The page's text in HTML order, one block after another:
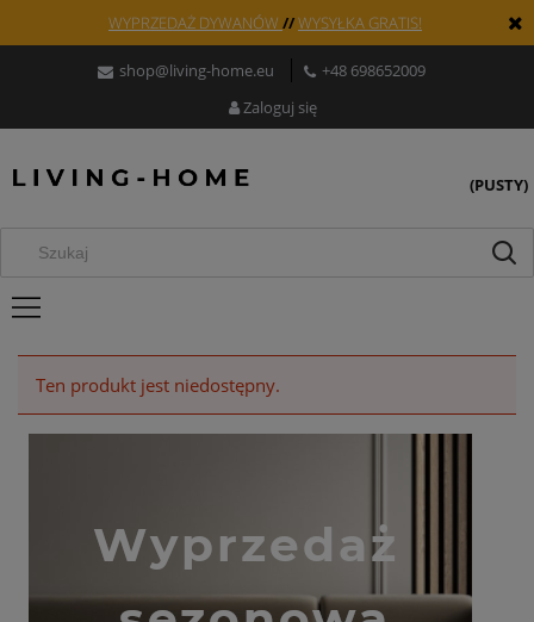
WYPRZEDAŻ DYWANÓW //WYSYŁKA GRATIS!
shop@living-home.eu
+48 698652009
Zaloguj się
(PUSTY)
Ten produkt jest niedostępny.